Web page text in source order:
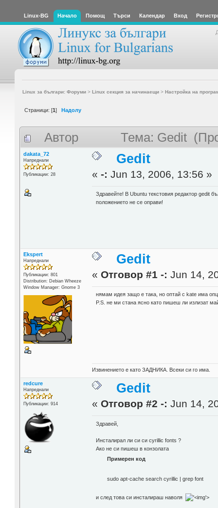
Linux-BG Начало Помощ Търси Календар Вход
Linux за българи: Форуми> Linux секция за начинаещи> Настройка на
Страници: [1] Надолу
Автор Тема: Gedit
dakata_72
Напреднали
Публикации: 28
Gedit
«-: Jun 13, 2006, 13:56 »
Здравейте! В Ubuntu текстовия редактор gedit
положението не се оправи!
Ekspert
Напреднали
Публикации: 801
Distribution: Debian Wheeze
Window Manager: Gnome 3
Gedit
« Отговор #1 -: Jun 14,
нямам идея защо е така, но оптай с kate има
P.S. не ми стана ясно като пишеш ли излизат
Извинението е като ЗАДНИКА. Всеки си го има.
redcure
Напреднали
Публикации: 914
Gedit
« Отговор #2 -: Jun 14,
Здравей,
Инсталирал ли си си cyrillic fonts ?
Ако не си пишеш в конзолата
Примерен код
sudo apt-cache search cyrillic | grep font
и след това си инсталираш наволя '>